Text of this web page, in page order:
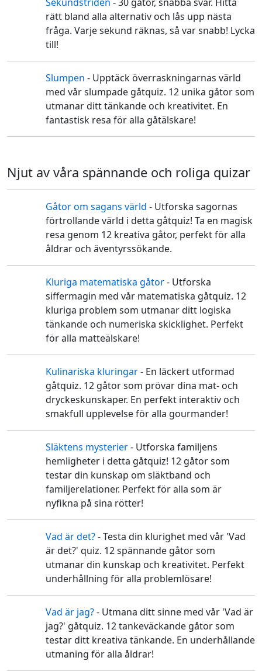
rätt bland alla alternativ och lås upp nästa
fråga. Varje sekund räknas, så var snabb! Lycka
till!
Slumpen - Upptäck överraskningarnas värld
med vår slumpade gåtquiz. 12 unika gåtor som
utmanar ditt tänkande och kreativitet. En
fantastisk resa för alla gåtälskare!
Njut av våra spännande och roliga quizar
Gåtor om sagans värld - Utforska sagornas
förtrollande värld i detta gåtquiz! Ta en magisk
resa genom 12 kreativa gåtor, perfekt för alla
åldrar och äventyrssökande.
Kluriga matematiska gåtor- Utforska
siffermagin med vår matematiska gåtquiz. 12
kluriga problem som utmanar ditt logiska
tänkande och numeriska skicklighet. Perfekt
för alla matteälskare!
Kulinariska kluringar- En läckert utformad
gåtquiz. 12 gåtor som prövar dina mat- och
dryckeskunskaper. En perfekt interaktiv och
smakfull upplevelse för alla gourmander!
Släktens mysterier- Utforska familjens
hemligheter i detta gåtquiz! 12 gåtor som
testar din kunskap om släktband och
familjerelationer. Perfekt för alla som är
nyfikna på sina rötter!
Vad är det?- Testa din klurighet med vår 'Vad
är det?' quiz. 12 spännande gåtor som
utmanar din kunskap och kreativitet. Perfekt
underhållning för alla problemlösare!
Vad är jag?- Utmana ditt sinne med vår 'Vad är
jag?' gåtquiz. 12 tankeväckande gåtor som
testar ditt kreativa tänkande. En underhållande
utmaning för alla åldrar!